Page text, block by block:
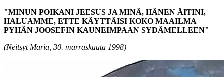
"MINUN POIKANI JEESUS JA MINÄ, HÄNEN ÄITINI,
HALUAMME, ETTE KÄYTTÄISI KOKO MAAILMA
PYHÄN JOOSEFIN KAUNEIMPAAN SYDÄMELLEEN"
(Neitsyt Maria, 30. marraskuuta 1998)